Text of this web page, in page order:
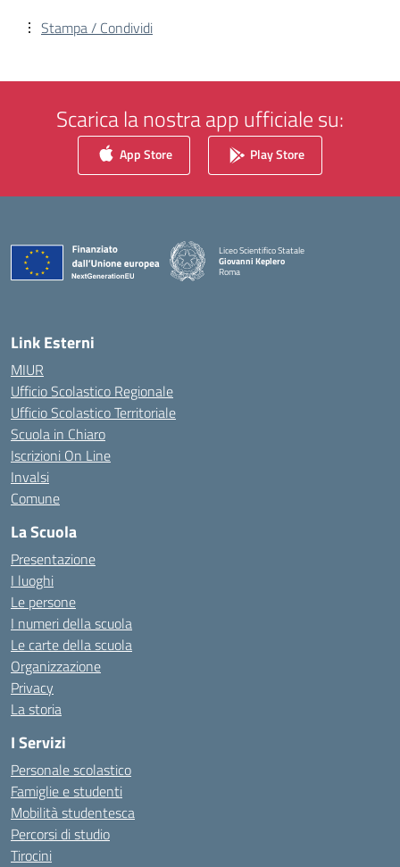
Stampa / Condividi
Scarica la nostra app ufficiale su:
App Store Play Store
Liceo Scientifico Statale
Giovanni Keplero
Roma
Link Esterni
MIUR
Ufficio Scolastico Regionale
Ufficio Scolastico Territoriale
Scuola in Chiaro
Iscrizioni On Line
Invalsi
Comune
La Scuola
Presentazione
I luoghi
Le persone
I numeri della scuola
Le carte della scuola
Organizzazione
Privacy
La storia
I Servizi
Personale scolastico
Famiglie e studenti
Mobilità studentesca
Percorsi di studio
Tirocini